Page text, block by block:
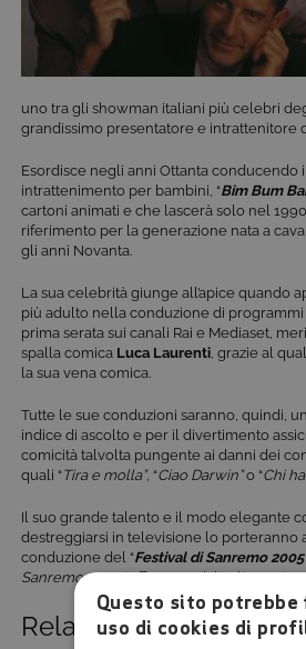
uno tra gli showman italiani più celebri
grandissimo presentatore e intrattenitore
Esordisce negli anni Ottanta conducendo
intrattenimento per bambini, “Bim Bum
cartoni animati e che lascerà solo nel
riferimento per la generazione nata a
gli anni Novanta.
La sua celebrità giunge all’apice quando
più adulto nella conduzione di
prima serata sui canali Rai e Mediaset,
spalla comica Luca Laurenti , grazie al
la sua vena comica.
Tutte le sue conduzioni saranno, quindi,
indice di ascolto e per il divertimento
comicità talvolta pungente ai danni dei
quali “Tira e molla”, “Ciao Darwin”o “Chi
Il suo grande talento e il modo elegante
destreggiarsi in televisione lo porteranno
conduzione del “Festival di Sanremo 2005
Sanremo 2009″affiancato dal solito
Related Posts:
Questo sito potrebbe
uso di cookies di